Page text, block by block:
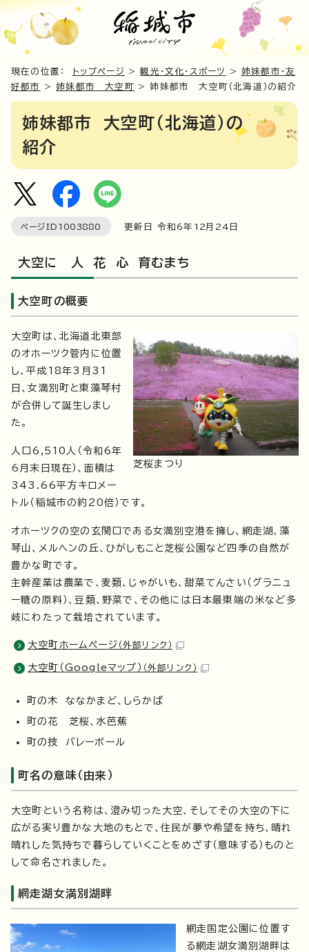
現在の位置： トップページ >観光・文化・スポーツ >姉妹都市・友
好都市
>姉妹都市 大空町 > 姉妹都市 大空町（北海道）の紹介
姉妹都市 大空町（北海道）の
紹介
ページID 1003880 更新日 令和6年 12月 24 日
大空に 人 花 心 育むまち
大空町の概要
芝桜まつり
大空町は、北海道北東部
のオホーツク管内に位置
し、平成18年3月31
日、女満別町と東藻琴村
が合併して誕生しまし
た。
人口6,510人（令和6年
6月末日現在）、面積は
343.66平方キロメー
トル（稲城市の約20倍）です。
オホーツクの空の玄関口である女満別空港を擁し、網走湖、藻
琴山、メルヘンの丘、ひがしもこと芝桜公園など四季の自然が
豊かな町です。
主幹産業は農業で、麦類、じゃがいも、甜菜てんさい（グラニュ
ー糖の原料）、豆類、野菜で、その他には日本最東端の米など多
岐にわたって栽培されています。
大空町ホームページ （外部リンク）
大空町（Googleマップ） （外部リンク）
町の木 ななかまど、しらかば
町の花 芝桜、水芭蕉
町の技 バレーボール
町名の意味（由来）
大空町という名称は、澄み切った大空、そしてその大空の下に
広がる実り豊かな大地のもとで、住民が夢や希望を持ち、晴れ
晴れした気持ちで暮らしていくことをめざす（意味する）ものと
して命名されました。
網走湖女満別湖畔
網走国定公園に位置す
る網走湖女満別湖畔は